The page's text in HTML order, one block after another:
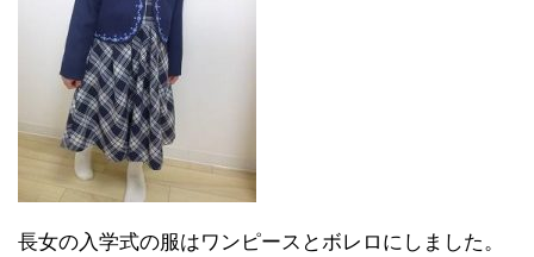
長女の入学式の服はワンピースとボレロにしました。